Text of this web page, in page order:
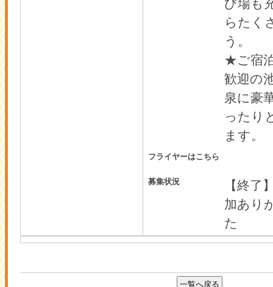
び場も
らたく
う。
★ご宿
歓迎の
泉に豪
ったり
ます。
フライヤーはこちら
募集状況
【終了
加あり
た